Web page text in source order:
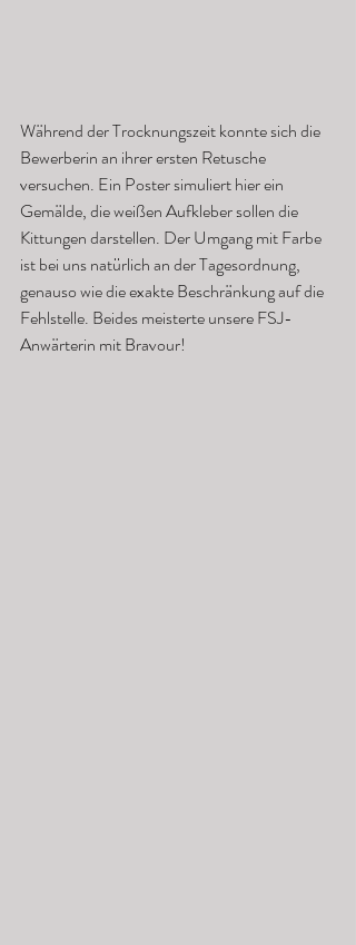
Während der Trocknungszeit konnte sich die
Bewerberin an ihrer ersten Retusche
versuchen. Ein Poster simuliert hier ein
Gemälde, die weißen Aufkleber sollen die
Kittungen darstellen. Der Umgang mit Farbe
ist bei uns natürlich an der Tagesordnung,
genauso wie die exakte Beschränkung auf die
Fehlstelle. Beides meisterte unsere FSJ-
Anwärterin mit Bravour!